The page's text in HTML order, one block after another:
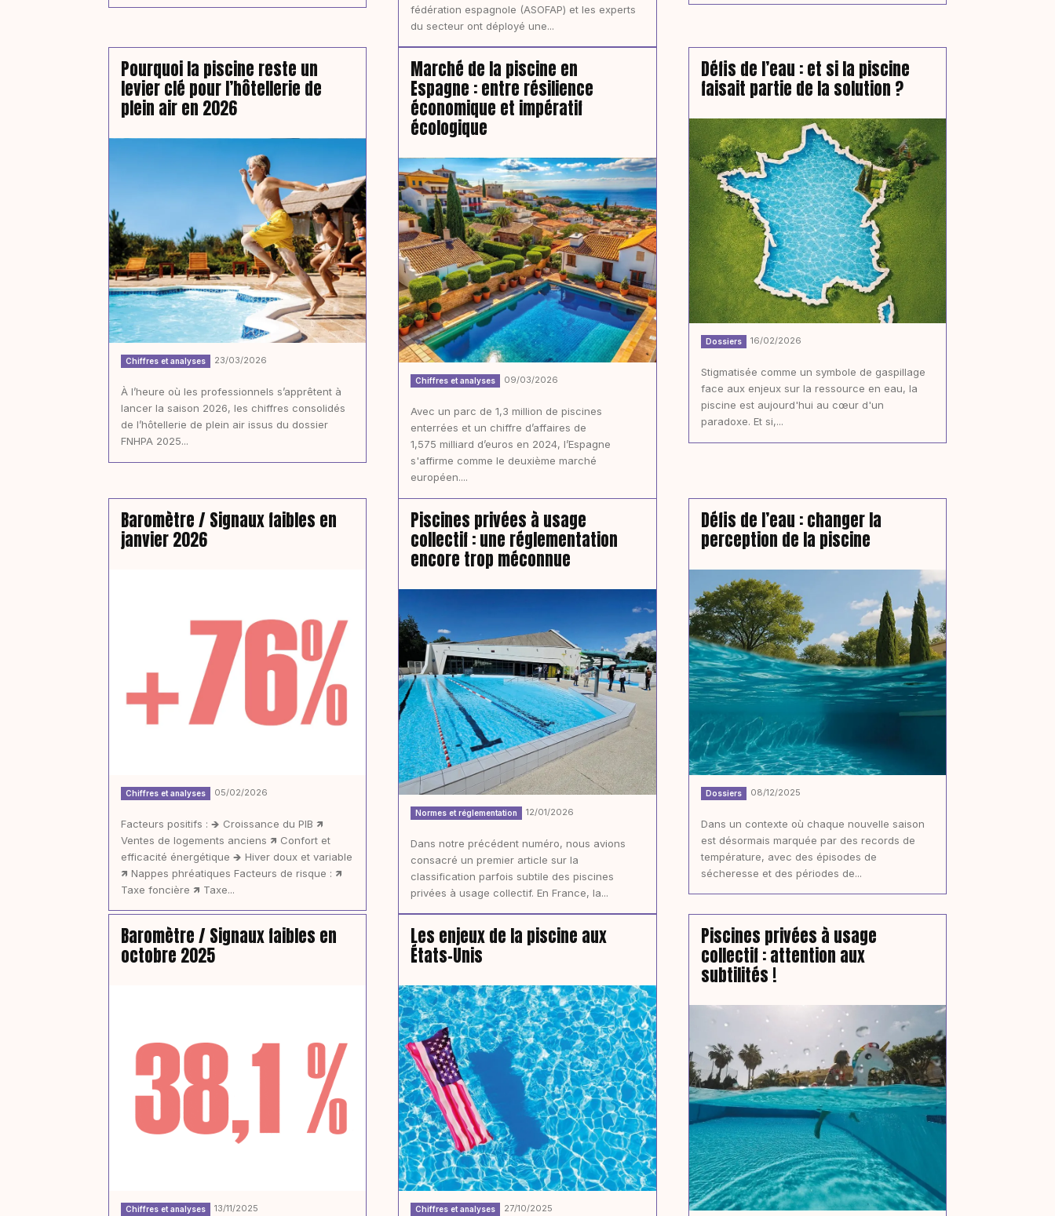
fédération espagnole (ASOFAP) et les experts
du secteur ont déployé une...
Pourquoi la piscine reste un
levier clé pour l’hôtellerie de
plein air en 2026
Chiffres et analyses 23/03/2026
À l’heure où les professionnels s’apprêtent à
lancer la saison 2026, les chiffres consolidés
de l’hôtellerie de plein air issus du dossier
FNHPA 2025...
Marché de la piscine en
Espagne : entre résilience
économique et impératif
écologique
Chiffres et analyses 09/03/2026
Avec un parc de 1,3 million de piscines
enterrées et un chiffre d’affaires de
1,575 milliard d’euros en 2024, l’Espagne
s'affirme comme le deuxième marché
européen....
Défis de l’eau : et si la piscine
faisait partie de la solution ?
Dossiers 16/02/2026
Stigmatisée comme un symbole de gaspillage
face aux enjeux sur la ressource en eau, la
piscine est aujourd'hui au cœur d'un
paradoxe. Et si,...
Baromètre / Signaux faibles en
janvier 2026
Chiffres et analyses 05/02/2026
Facteurs positifs : 🡺 Croissance du PIB 🡽
Ventes de logements anciens 🡽 Confort et
efficacité énergétique 🡺 Hiver doux et variable
🡽 Nappes phréatiques Facteurs de risque : 🡽
Taxe foncière 🡽 Taxe...
Piscines privées à usage
collectif : une réglementation
encore trop méconnue
Normes et réglementation 12/01/2026
Dans notre précédent numéro, nous avions
consacré un premier article sur la
classification parfois subtile des piscines
privées à usage collectif. En France, la...
Défis de l’eau : changer la
perception de la piscine
Dossiers 08/12/2025
Dans un contexte où chaque nouvelle saison
est désormais marquée par des records de
température, avec des épisodes de
sécheresse et des périodes de...
Baromètre / Signaux faibles en
octobre 2025
Chiffres et analyses 13/11/2025
Les enjeux de la piscine aux
États-Unis
Chiffres et analyses 27/10/2025
Piscines privées à usage
collectif : attention aux
subtilités !